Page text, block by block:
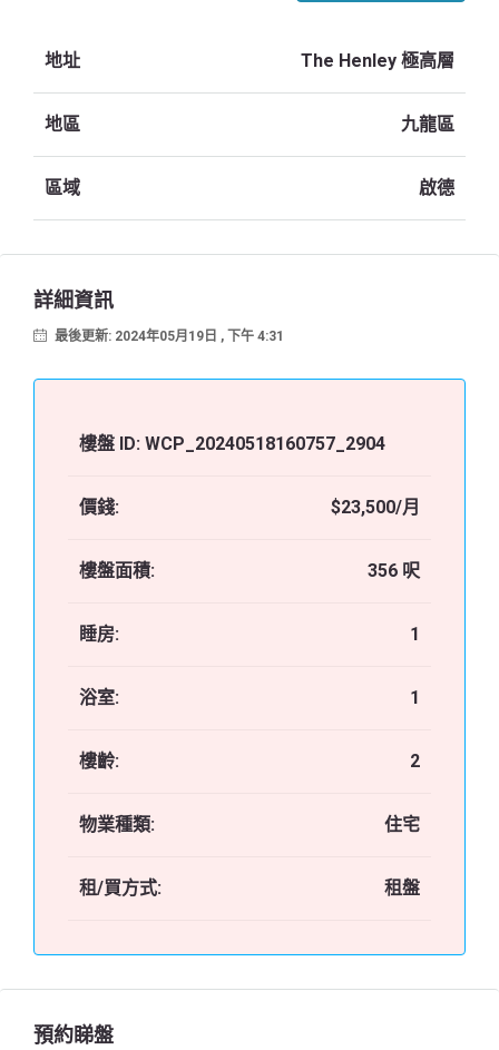
地址 The Henley 極高層
地區 九龍區
區域 啟德
詳細資訊
最後更新: 2024年05月19日 , 下午 4:31
樓盤 ID: WCP_20240518160757_2904
價錢: $23,500/月
樓盤面積: 356 呎
睡房: 1
浴室: 1
樓齡: 2
物業種類: 住宅
租/買方式: 租盤
預約睇盤